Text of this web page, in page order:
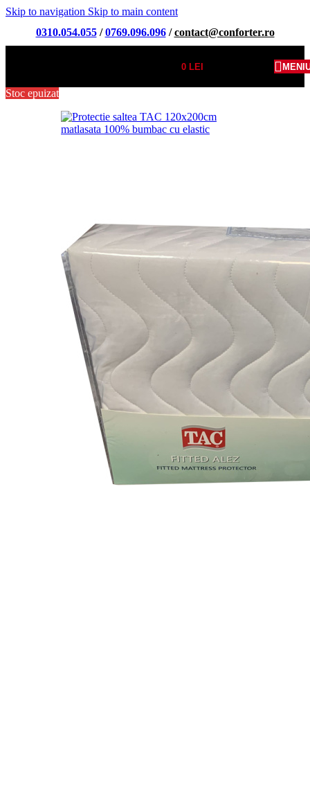
Skip to navigation Skip to main content
0310.054.055/0769.096.096/contact@conforter.ro
0LEI
Stoc epuizat